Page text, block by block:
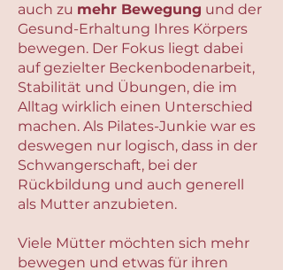
auch zu mehr Bewegung und der
Gesund-Erhaltung Ihres Körpers
bewegen. Der Fokus liegt dabei
auf gezielter Beckenbodenarbeit,
Stabilität und Übungen, die im
Alltag wirklich einen Unterschied
machen. Als Pilates-Junkie war es
deswegen nur logisch, dass in der
Schwangerschaft, bei der
Rückbildung und auch generell
als Mutter anzubieten.
Viele Mütter möchten sich mehr
bewegen und etwas für ihren